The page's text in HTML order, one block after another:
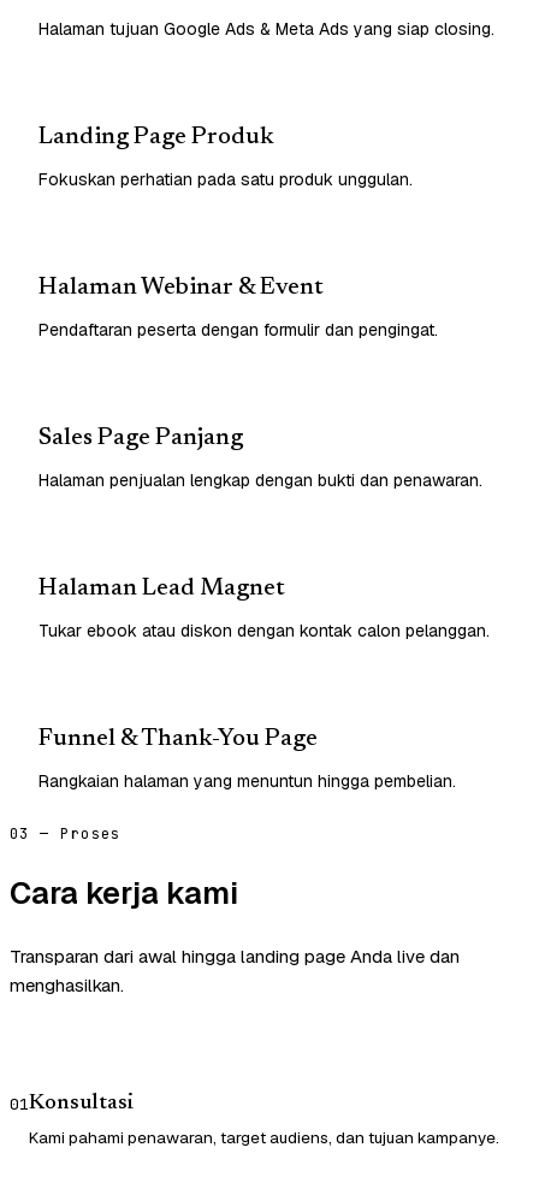
Halaman tujuan Google Ads & Meta Ads yang siap closing.
Landing Page Produk
Fokuskan perhatian pada satu produk unggulan.
Halaman Webinar & Event
Pendaftaran peserta dengan formulir dan pengingat.
Sales Page Panjang
Halaman penjualan lengkap dengan bukti dan penawaran.
Halaman Lead Magnet
Tukar ebook atau diskon dengan kontak calon pelanggan.
Funnel & Thank-You Page
Rangkaian halaman yang menuntun hingga pembelian.
03 — Proses
Cara kerja kami
Transparan dari awal hingga landing page Anda live dan
menghasilkan.
01Konsultasi
Kami pahami penawaran, target audiens, dan tujuan kampanye.